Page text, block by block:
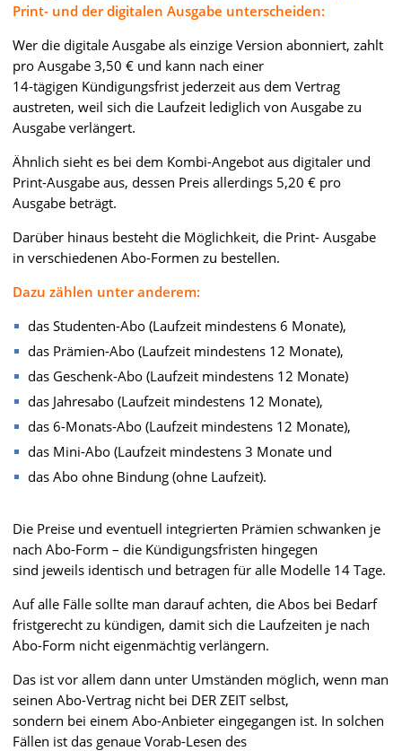
Print- und der digitalen Ausgabe unterscheiden:
Wer die digitale Ausgabe als einzige Version abonniert, zahlt
pro Ausgabe 3,50 € und kann nach einer
14-tägigen Kündigungsfrist jederzeit aus dem Vertrag
austreten, weil sich die Laufzeit lediglich von Ausgabe zu
Ausgabe verlängert.
Ähnlich sieht es bei dem Kombi-Angebot aus digitaler und
Print-Ausgabe aus, dessen Preis allerdings 5,20 € pro
Ausgabe beträgt.
Darüber hinaus besteht die Möglichkeit, die Print- Ausgabe
in verschiedenen Abo-Formen zu bestellen.
Dazu zählen unter anderem:
das Studenten-Abo (Laufzeit mindestens 6 Monate),
das Prämien-Abo (Laufzeit mindestens 12 Monate),
das Geschenk-Abo (Laufzeit mindestens 12 Monate)
das Jahresabo (Laufzeit mindestens 12 Monate),
das 6-Monats-Abo (Laufzeit mindestens 12 Monate),
das Mini-Abo (Laufzeit mindestens 3 Monate und
das Abo ohne Bindung (ohne Laufzeit).
Die Preise und eventuell integrierten Prämien schwanken je
nach Abo-Form – die Kündigungsfristen hingegen
sind jeweils identisch und betragen für alle Modelle 14 Tage.
Auf alle Fälle sollte man darauf achten, die Abos bei Bedarf
fristgerecht zu kündigen, damit sich die Laufzeiten je nach
Abo-Form nicht eigenmächtig verlängern.
Das ist vor allem dann unter Umständen möglich, wenn man
seinen Abo-Vertrag nicht bei DER ZEIT selbst,
sondern bei einem Abo-Anbieter eingegangen ist. In solchen
Fällen ist das genaue Vorab-Lesen des